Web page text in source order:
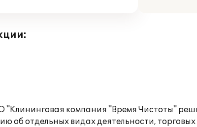
компания "Время Чистоты"
об отдельных видах деятельности,